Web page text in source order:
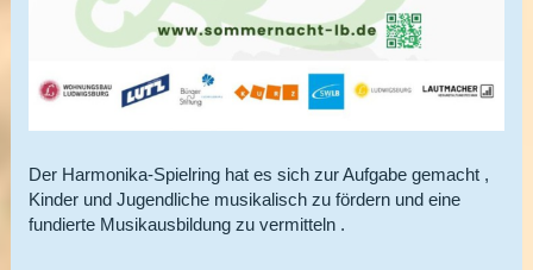
Der Harmonika-Spielring hat es sich zur Aufgabe gemacht ,
Kinder und Jugendliche musikalisch zu fördern und eine
fundierte Musikausbildung zu vermitteln .